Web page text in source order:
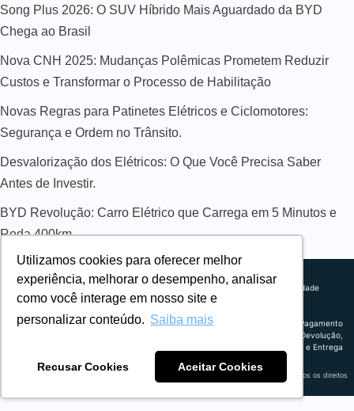
Utilizamos cookies para oferecer melhor
experiência, melhorar o desempenho, analisar
como você interage em nosso site e
personalizar conteúdo. Saiba mais
Recusar Cookies Aceitar Cookies
Song Plus 2026: O SUV Híbrido Mais Aguardado da BYD
Chega ao Brasil
Nova CNH 2025: Mudanças Polêmicas Prometem Reduzir
Custos e Transformar o Processo de Habilitação
Novas Regras para Patinetes Elétricos e Ciclomotores:
Segurança e Ordem no Trânsito.
Desvalorização dos Elétricos: O Que Você Precisa Saber
Antes de Investir.
BYD Revolução: Carro Elétrico que Carrega em 5 Minutos e
Roda 400km
Explorando novos horizontes com
inovação e estratégia. Estamos
para um amanhã mais conectado e
Sobre nós
Política de privacidade
Política de Pagamento
Troca, Devolução,
Reembolso e Entrega
Retrocart Veiculos Eletricos LTDA CNPJ: 49.759.389/0001-42 | © 2024 Webeletrico. Todos os direitos